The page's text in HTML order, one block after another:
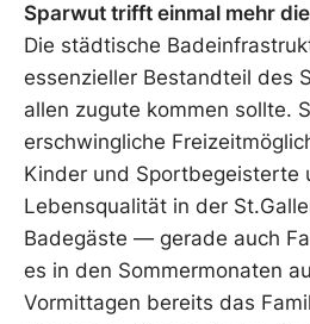
Sparwut trifft einmal mehr
Die städtische
essenzieller Bestandteil des
allen zugute kommen sollte.
erschwingliche
Kinder und Sportbegeisterte
Lebensqualität in der
Badegäste — gerade auch
es in den Sommermonaten
Vormittagen bereits das